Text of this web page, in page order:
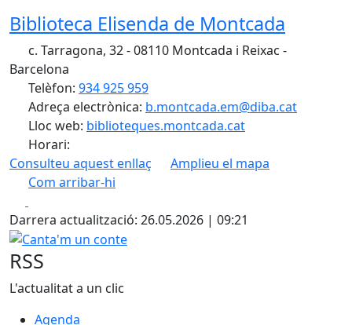
Biblioteca Elisenda de Montcada
c. Tarragona, 32 - 08110 Montcada i Reixac -
Barcelona
Telèfon: 934 925 959
Adreça electrònica: b.montcada.em@diba.cat
Lloc web: biblioteques.montcada.cat
Horari:
Consulteu aquest enllaç
Amplieu el mapa
Com arribar-hi
+
−
Darrera actualització: 26.05.2026 | 09:21
Canta'm un conte
RSS
L'actualitat a un clic
Agenda